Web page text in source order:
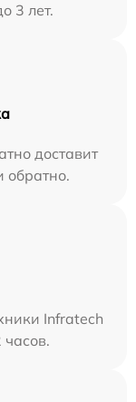
3 лет.
доставит
обратно.
Infratech